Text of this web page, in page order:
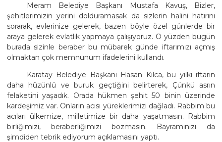
Meram Belediye Başkanı Mustafa Kavuş, Bizler,
şehitlerimizin yerini dolduramasak da sizlerin halini hatırını
sorarak, evlerinize gelerek, bazen böyle özel günlerde bir
araya gelerek evlatlık yapmaya çalışıyoruz. O yüzden bugün
burada sizinle beraber bu mübarek günde iftarımızı açmış
olmaktan çok memnunum ifadelerini kullandı.
Karatay Belediye Başkanı Hasan Kılca, bu yılki iftarın
daha hüzünlü ve buruk geçtiğini belirterek, Çünkü asrın
felaketini yaşadık. Orada hükmen şehit 50 binin üzerinde
kardeşimiz var. Onların acısı yüreklerimizi dağladı. Rabbim bu
acıları ülkemize, milletimize bir daha yaşatmasın. Rabbim
birliğimizi, beraberliğimizi bozmasın. Bayramınızı da
şimdiden tebrik ediyorum açıklamasını yaptı.